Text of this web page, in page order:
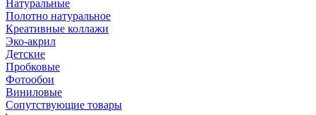
Натуральные
Полотно натуральное
Креативные коллажи
Эко-акрил
Детские
Пробковые
Фотообои
Виниловые
Сопутствующие товары